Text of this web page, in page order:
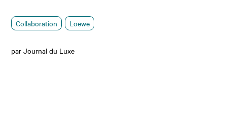
Collaboration Loewe
par Journal du Luxe